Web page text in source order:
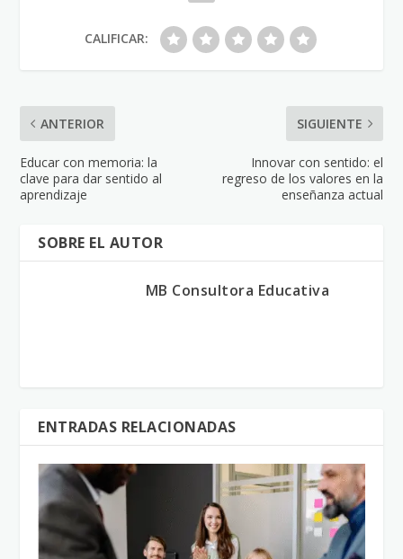
CALIFICAR:
ANTERIOR
Educar con memoria: la
clave para dar sentido al
aprendizaje
SIGUIENTE
Innovar con sentido: el
regreso de los valores en la
enseñanza actual
SOBRE EL AUTOR
MB Consultora Educativa
ENTRADAS RELACIONADAS